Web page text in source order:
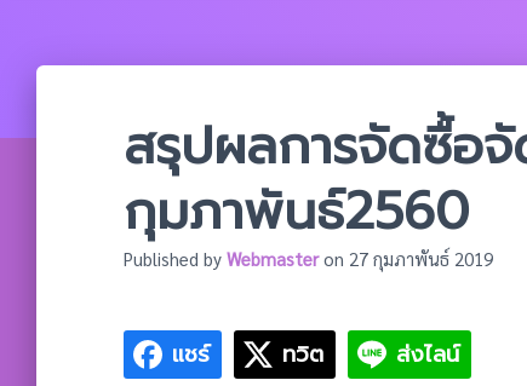
สรุปผลการจัดซื้อจั
กุมภาพันธ์2560
Published by Webmasteron 27 กุมภาพันธ์ 2019
แชร์ ทวิต ส่งไลน์